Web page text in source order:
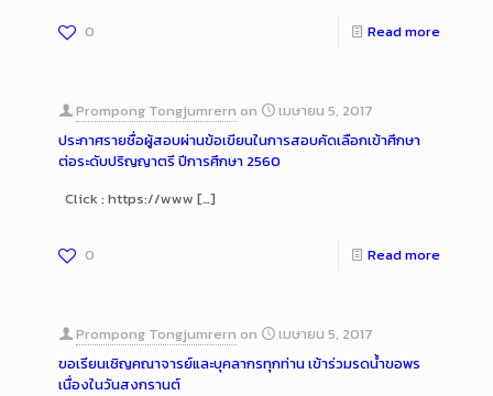
0 Read more
Prompong Tongjumrern on
เมษายน 5, 2017
ประกาศรายชื่อผู้สอบผ่านข้อเขียนในการสอบคัดเลือกเข้าศึกษา
ต่อระดับปริญญาตรี ปีการศึกษา 2560
Click : https://www […]
0 Read more
Prompong Tongjumrern on
เมษายน 5, 2017
ขอเรียนเชิญคณาจารย์และบุคลากรทุกท่าน เข้าร่วมรดน้ำขอพร
เนื่องในวันสงกรานต์